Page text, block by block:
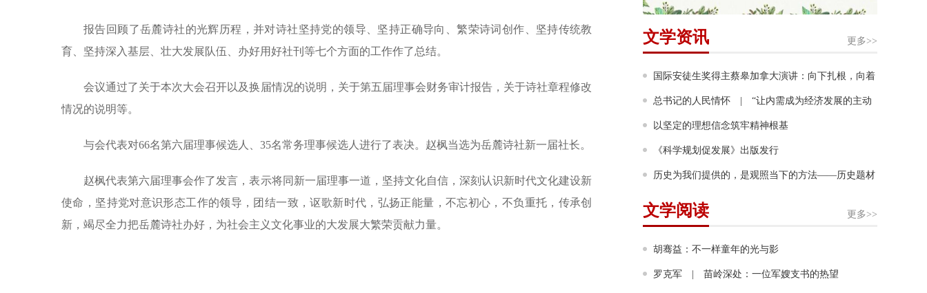
报告回顾了岳麓诗社的光辉历程，并对诗社坚持党的领导、坚持正确导向、繁荣诗词创作、坚持传统教
育、坚持深入基层、壮大发展队伍、办好用好社刊等七个方面的工作作了总结。
会议通过了关于本次大会召开以及换届情况的说明，关于第五届理事会财务审计报告，关于诗社章程修改
情况的说明等。
与会代表对66名第六届理事候选人、35名常务理事候选人进行了表决。赵枫当选为岳麓诗社新一届社长。
赵枫代表第六届理事会作了发言，表示将同新一届理事一道，坚持文化自信，深刻认识新时代文化建设新
使命，坚持党对意识形态工作的领导，团结一致，讴歌新时代，弘扬正能量，不忘初心，不负重托，传承创
新，竭尽全力把岳麓诗社办好，为社会主义文化事业的大发展大繁荣贡献力量。
更多>>
文学资讯
国际安徒生奖得主蔡皋加拿大演讲：向下扎根，向着
幸福奔跑
总书记的人民情怀 | “让内需成为经济发展的主动
力”
以坚定的理想信念筑牢精神根基
《科学规划促发展》出版发行
历史为我们提供的，是观照当下的方法——历史题材
非虚构写作多人谈
更多>>
文学阅读
胡骞益：不一样童年的光与影
罗克军 | 苗岭深处：一位军嫂支书的热望